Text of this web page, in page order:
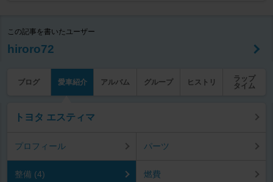
この記事を書いたユーザー
hiroro72
ブログ 愛車紹介 アルバム グループ ヒストリ
ラップ
タイム
トヨタ エスティマ
プロフィール パーツ
整備 (4) 燃費